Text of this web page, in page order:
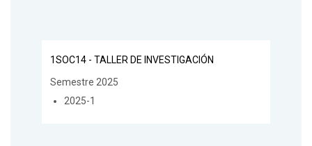
1SOC14 - TALLER DE INVESTIGACIÓN
Semestre 2025
2025-1